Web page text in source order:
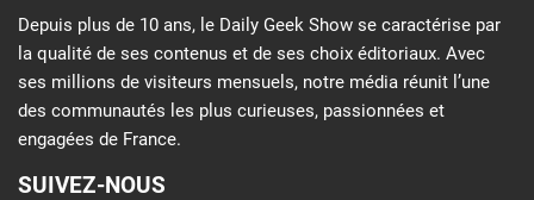
Depuis plus de 10 ans, le Daily Geek Show se caractérise par
la qualité de ses contenus et de ses choix éditoriaux. Avec
ses millions de visiteurs mensuels, notre média réunit l’une
des communautés les plus curieuses, passionnées et
engagées de France.
SUIVEZ-NOUS